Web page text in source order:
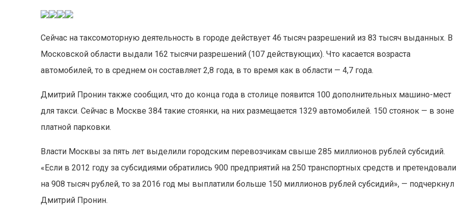
Сейчас на таксомоторную деятельность в городе действует 46 тысяч разрешений из 83 тысяч выданных. В
Московской области выдали 162 тысячи разрешений (107 действующих). Что касается возраста
автомобилей, то в среднем он составляет 2,8 года, в то время как в области — 4,7 года.
Дмитрий Пронин также сообщил, что до конца года в столице появится 100 дополнительных машино-мест
для такси. Сейчас в Москве 384 такие стоянки, на них размещается 1329 автомобилей. 150 стоянок — в зоне
платной парковки.
Власти Москвы за пять лет выделили городским перевозчикам свыше 285 миллионов рублей субсидий.
«Если в 2012 году за субсидиями обратились 900 предприятий на 250 транспортных средств и претендовали
на 908 тысяч рублей, то за 2016 год мы выплатили больше 150 миллионов рублей субсидий», — подчеркнул
Дмитрий Пронин.